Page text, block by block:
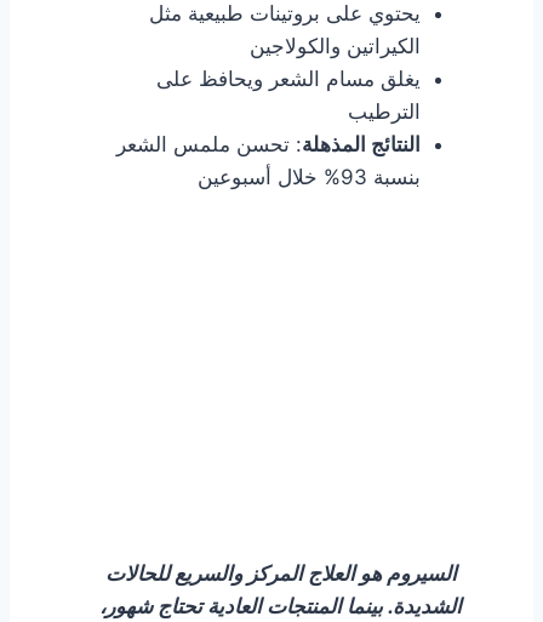
يحتوي على بروتينات طبيعية مثل
الكيراتين والكولاجين
يغلق مسام الشعر ويحافظ على
الترطيب
النتائج المذهلة: تحسن ملمس الشعر
بنسبة 93% خلال أسبوعين
السيروم هو العلاج المركز والسريع للحالات
الشديدة. بينما المنتجات العادية تحتاج شهور،